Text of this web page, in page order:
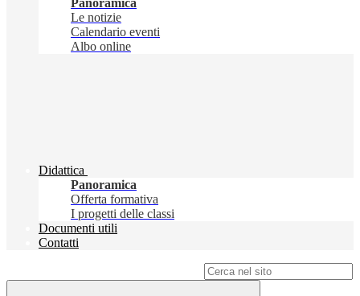
Panoramica
Le notizie
Calendario eventi
Albo online
Didattica
Panoramica
Offerta formativa
I progetti delle classi
Documenti utili
Contatti